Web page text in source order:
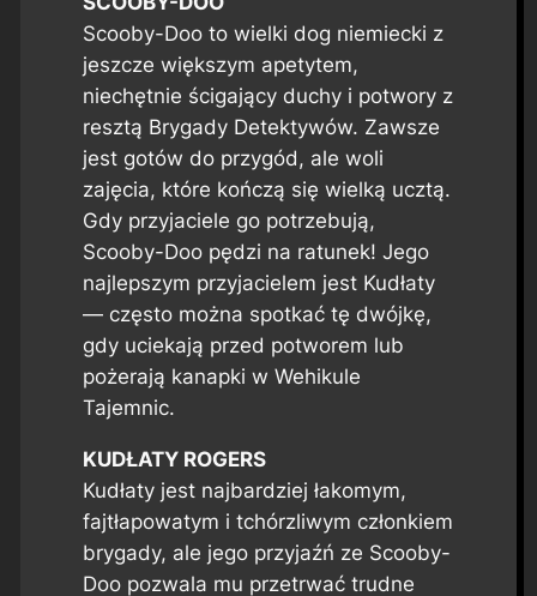
Scooby-Doo to wielki dog niemiecki z
jeszcze większym apetytem,
niechętnie ścigający duchy i potwory z
resztą Brygady Detektywów. Zawsze
jest gotów do przygód, ale woli
zajęcia, które kończą się wielką ucztą.
Gdy przyjaciele go potrzebują,
Scooby-Doo pędzi na ratunek! Jego
najlepszym przyjacielem jest Kudłaty
— często można spotkać tę dwójkę,
gdy uciekają przed potworem lub
pożerają kanapki w Wehikule
Tajemnic.
KUDŁATY ROGERS
Kudłaty jest najbardziej łakomym,
fajtłapowatym i tchórzliwym członkiem
brygady, ale jego przyjaźń ze Scooby-
Doo pozwala mu przetrwać trudne